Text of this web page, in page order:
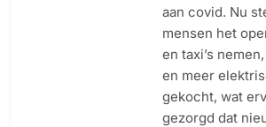
aan covid. Nu
mensen het
en taxi’s
en meer
gekocht, wat
gezorgd dat